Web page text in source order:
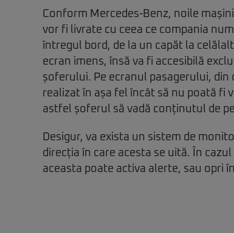
Conform Mercedes-Benz, noile
vor fi livrate cu ceea ce compania
întregul bord, de la un capăt la
ecran imens, însă va fi accesibilă
șoferului. Pe ecranul pasagerului, din
realizat în așa fel încât să nu poată fi
astfel șoferul să vadă conținutul de
Desigur, va exista un sistem de
direcția în care acesta se uită. În
aceasta poate activa alerte, sau opri